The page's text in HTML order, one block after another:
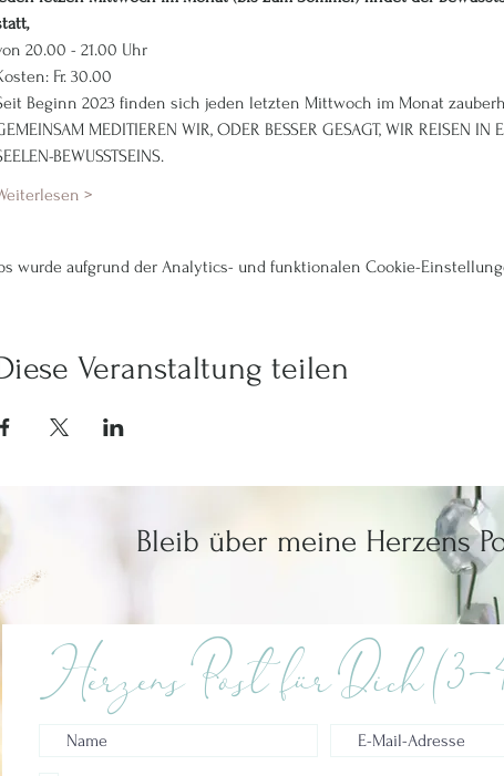
20.00 - 21.00 Uhr
Fr. 30.00
Beginn 2023 finden sich jeden letzten Mittwoch im Monat
MEDITIEREN WIR, ODER BESSER GESAGT, WIR REISEN IN
BEWUSSTSEINS.
>
wurde aufgrund der Analytics- und funktionalen Cookie-
Veranstaltung teilen
Bleib über meine Herzens
Herzens Post für Dich